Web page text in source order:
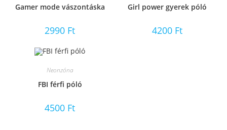
Gamer mode vászontáska
2990 Ft
Girl power gyerek póló
4200 Ft
Neonzóna
FBI férfi póló
4500 Ft